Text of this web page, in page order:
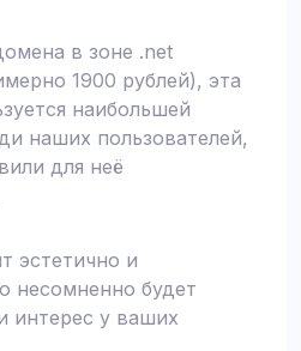
в зоне .net
1900 рублей), эта
наибольшей
наших пользователей,
для неё
эстетично и
несомненно будет
интерес у ваших